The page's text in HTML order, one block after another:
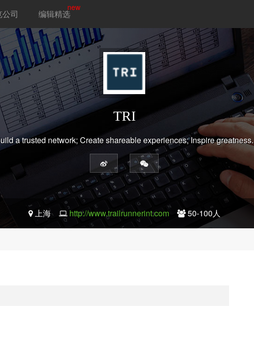
司 编辑精选
new
TRI
a trusted network; Create shareable experiences; Inspire greatness.
上海 http://www.trailrunnerint.com 50-100人